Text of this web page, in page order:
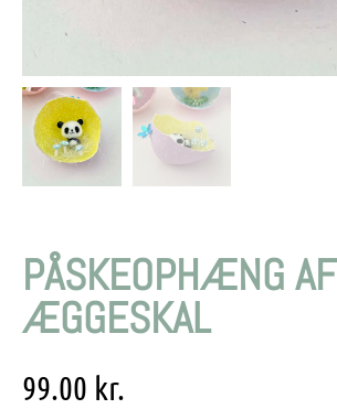
PÅSKEOPHÆNG AF
ÆGGESKAL
99.00 kr.